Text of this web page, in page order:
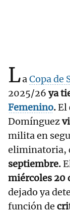
LaCopa de
2025/26 ya
Femenino.El
Domínguez
milita en
eliminatoria,
septiembre.
miércoles 20
dejado ya
función de